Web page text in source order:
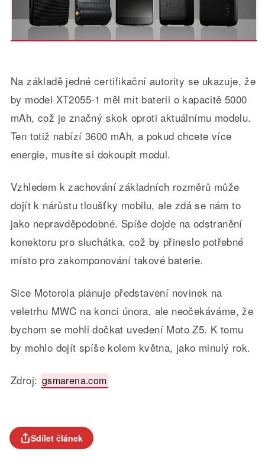
Na základě jedné certifikační autority se ukazuje, že
by model XT2055-1 měl mít baterii o kapacitě 5000
mAh, což je značný skok oproti aktuálnímu modelu.
Ten totiž nabízí 3600 mAh, a pokud chcete více
energie, musíte si dokoupit modul.
Vzhledem k zachování základních rozměrů může
dojít k nárůstu tloušťky mobilu, ale zdá se nám to
jako nepravděpodobné. Spíše dojde na odstranění
konektoru pro sluchátka, což by přineslo potřebné
místo pro zakomponování takové baterie.
Sice Motorola plánuje představení novinek na
veletrhu MWC na konci února, ale neočekáváme, že
bychom se mohli dočkat uvedení Moto Z5. K tomu
by mohlo dojít spíše kolem května, jako minulý rok.
Zdroj: gsmarena.com
Sdílet článek